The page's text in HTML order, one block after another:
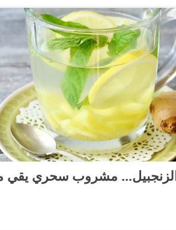
والزنجبيل... مشروب سحري يقي